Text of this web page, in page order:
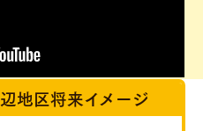
地区将来イメージ